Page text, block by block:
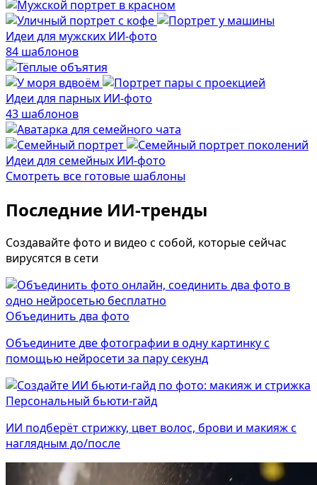
В образе ведьмы
Показать все
Фотосессия в студии
Популярное
Идеи для мужских ИИ-фото
84 шаблонов
Идеи для парных ИИ-фото
43 шаблонов
Идеи для семейных ИИ-фото
Смотреть все готовые шаблоны
Последние ИИ-тренды
Создавайте фото и видео с собой, которые сейчас
вирусятся в сети
Объединить два фото
Объедините две фотографии в одну картинку с
помощью нейросети за пару секунд
Персональный бьюти-гайд
ИИ подберёт стрижку, цвет волос, брови и макияж с
наглядным до/после